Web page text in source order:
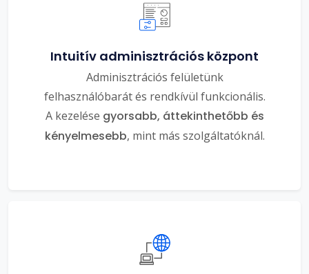
Intuitív adminisztrációs központ
Adminisztrációs felületünk
felhasználóbarát és rendkívül funkcionális.
A kezelése gyorsabb, áttekinthetőbb és
kényelmesebb, mint más szolgáltatóknál.